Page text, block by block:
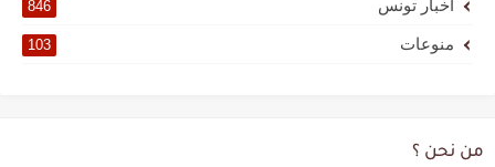
أخبار تونس 846
منوعات 103
من نحن ؟